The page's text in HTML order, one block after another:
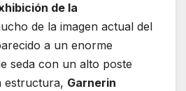
de la
de la imagen actual del
a un enorme
seda con un alto poste
estructura, Garnerin